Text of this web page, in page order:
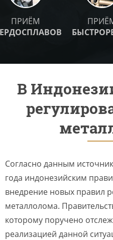
ПРИЁМ
В
Согласно данным
года индонезийским
внедрение новых правил
металлолома.
которому поручено
реализацией данной